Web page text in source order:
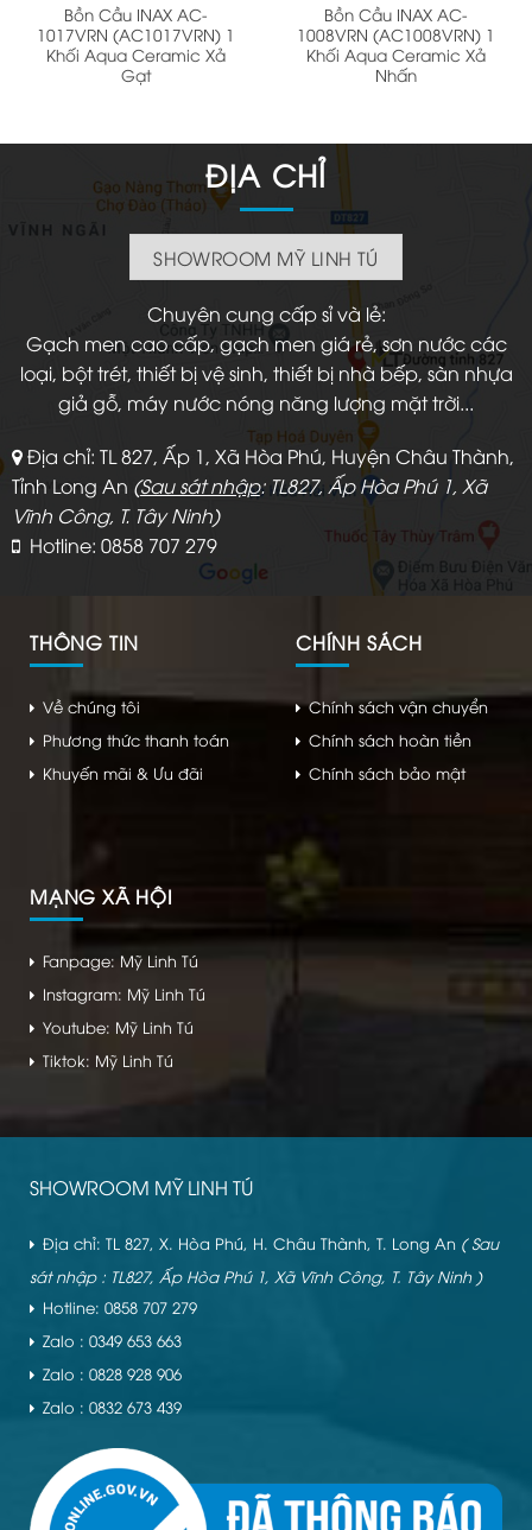
Bồn Cầu INAX AC-
1017VRN (AC1017VRN) 1
Khối Aqua Ceramic Xả
Gạt
Bồn Cầu INAX AC-
1008VRN (AC1008VRN) 1
Khối Aqua Ceramic Xả
Nhấn
ĐỊA CHỈ
SHOWROOM MỸ LINH TÚ
Chuyên cung cấp sỉ và lẻ:
Gạch men cao cấp, gạch men giá rẻ, sơn nước các
loại, bột trét, thiết bị vệ sinh, thiết bị nhà bếp, sàn nhựa
giả gỗ, máy nước nóng năng lượng mặt trời...
Địa chỉ: TL 827, Ấp 1, Xã Hòa Phú, Huyện Châu Thành,
Tỉnh Long An (Sau sát nhập: TL827, Ấp Hòa Phú 1, Xã
Vĩnh Công, T. Tây Ninh)
Hotline: 0858 707 279
THÔNG TIN
Về chúng tôi
Phương thức thanh toán
Khuyến mãi & Ưu đãi
CHÍNH SÁCH
Chính sách vận chuyển
Chính sách hoàn tiền
Chính sách bảo mật
MẠNG XÃ HỘI
Fanpage: Mỹ Linh Tú
Instagram: Mỹ Linh Tú
Youtube: Mỹ Linh Tú
Tiktok: Mỹ Linh Tú
SHOWROOM MỸ LINH TÚ
Địa chỉ: TL 827, X. Hòa Phú, H. Châu Thành, T. Long An ( Sau
sát nhập : TL827, Ấp Hòa Phú 1, Xã Vĩnh Công, T. Tây Ninh )
Hotline: 0858 707 279
Zalo : 0349 653 663
Zalo : 0828 928 906
Zalo : 0832 673 439